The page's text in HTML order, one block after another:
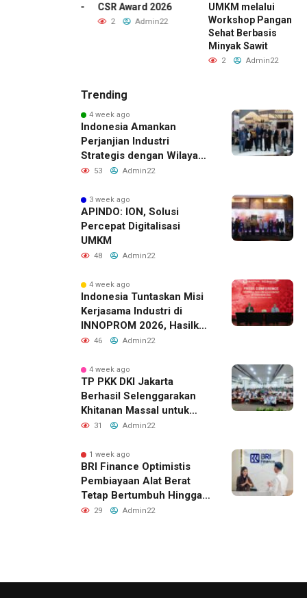
CSR Award 2026
2 Admin22
UMKM melalui
Workshop Pangan
Sehat Berbasis
Minyak Sawit
2 Admin22
Trending
4 week ago
Indonesia Amankan
Perjanjian Industri
Strategis dengan Wilayah
Sverdlovsk, Rusia untuk
53 Admin22
3 week ago
APINDO: ION, Solusi
Percepat Digitalisasi
UMKM
48 Admin22
4 week ago
Indonesia Tuntaskan Misi
Kerjasama Industri di
INNOPROM 2026, Hasilkan
Belasan Kerja Sama
46 Admin22
4 week ago
TP PKK DKI Jakarta
Berhasil Selenggarakan
Khitanan Massal untuk
Lebih dari 2.000 Anak:
Raih Penghargaan MURI
31 Admin22
1 week ago
BRI Finance Optimistis
Pembiayaan Alat Berat
Tetap Bertumbuh Hingga
Akhir 2026
29 Admin22